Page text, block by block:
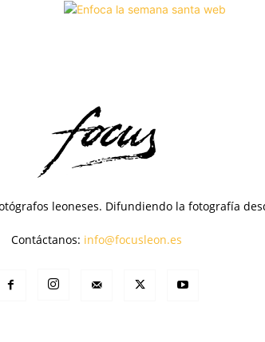
leoneses. Difundiendo la fotografía
Contáctanos: info@focusleon.es